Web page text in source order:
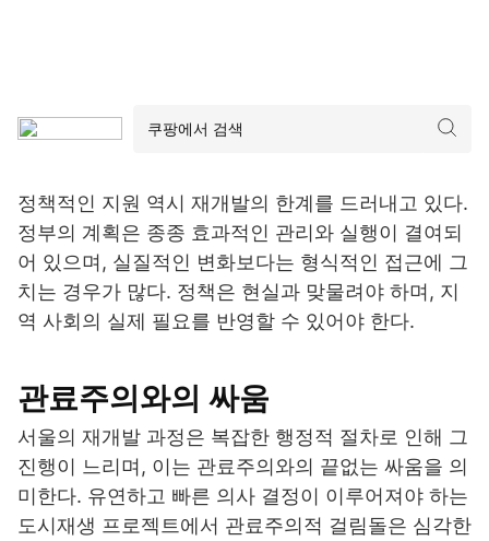
정책적인 지원 역시 재개발의 한계를 드러내고 있다.
정부의 계획은 종종 효과적인 관리와 실행이 결여되
어 있으며, 실질적인 변화보다는 형식적인 접근에 그
치는 경우가 많다. 정책은 현실과 맞물려야 하며, 지
역 사회의 실제 필요를 반영할 수 있어야 한다.
관료주의와의 싸움
서울의 재개발 과정은 복잡한 행정적 절차로 인해 그
진행이 느리며, 이는 관료주의와의 끝없는 싸움을 의
미한다. 유연하고 빠른 의사 결정이 이루어져야 하는
도시재생 프로젝트에서 관료주의적 걸림돌은 심각한